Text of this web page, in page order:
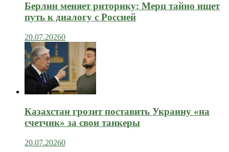
Берлин меняет риторику: Мерц тайно ищет
путь к диалогу с Россией
20.07.20260
Казахстан грозит поставить Украину «на
счетчик» за свои танкеры
20.07.20260